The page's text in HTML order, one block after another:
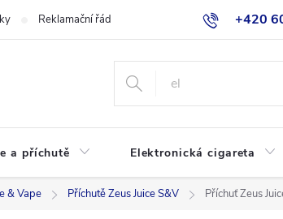
+420
Reklamační řád Jak nakupovat
a příchutě Elektronická cigareta
& Vape Příchutě Zeus Juice S&V Příchuť Zeus